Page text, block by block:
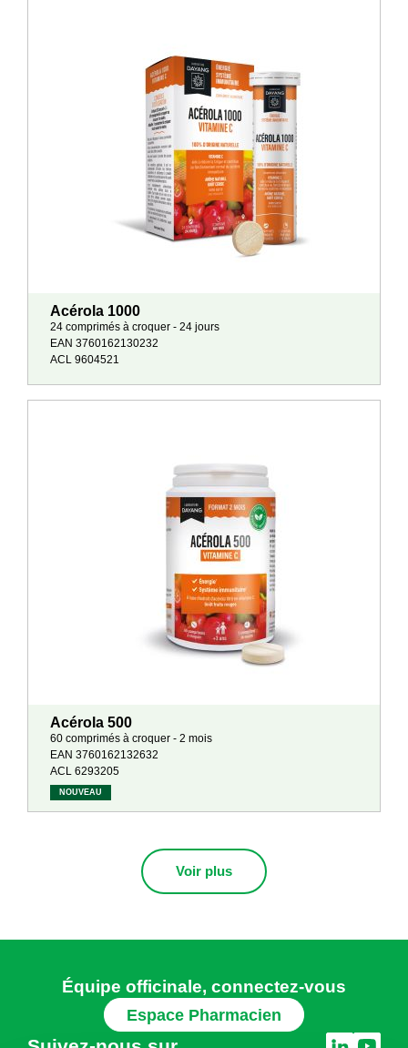
Acérola 1000
24 comprimés à croquer - 24 jours
EAN 3760162130232
ACL 9604521
Acérola 500
60 comprimés à croquer - 2 mois
EAN 3760162132632
ACL 6293205
NOUVEAU
Voir plus
Équipe officinale, connectez-vous
Espace Pharmacien